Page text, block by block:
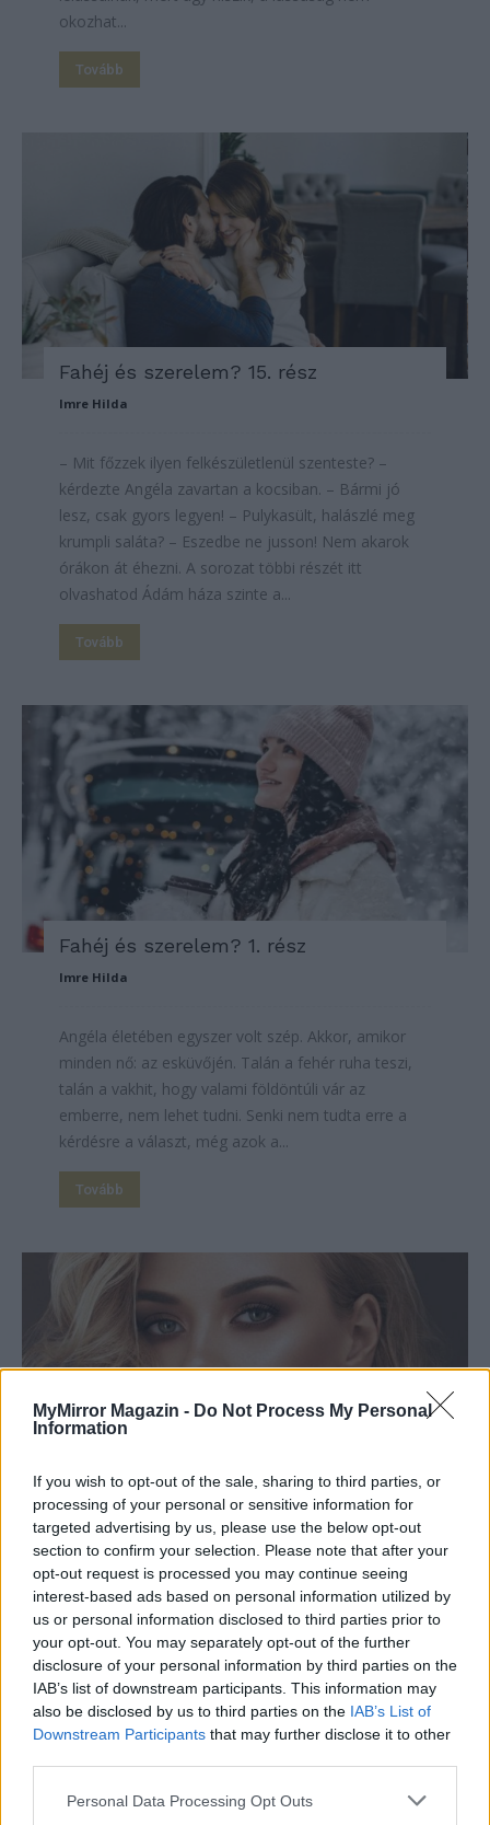
MyMirror Magazin - Do Not Process My Personal
Information
If you wish to opt-out of the sale, sharing to third parties, or
processing of your personal or sensitive information for
targeted advertising by us, please use the below opt-out
section to confirm your selection. Please note that after your
opt-out request is processed you may continue seeing
interest-based ads based on personal information utilized by
us or personal information disclosed to third parties prior to
your opt-out. You may separately opt-out of the further
disclosure of your personal information by third parties on the
IAB’s list of downstream participants. This information may
also be disclosed by us to third parties on the IAB’s List of
Downstream Participants that may further disclose it to other
Personal Data Processing Opt Outs
okozhat...
Tovább
Fahéj és szerelem? 15. rész
Imre Hilda
– Mit főzzek ilyen felkészületlenül szenteste? –
kérdezte Angéla zavartan a kocsiban. – Bármi jó
lesz, csak gyors legyen! – Pulykasült, halászlé meg
krumpli saláta? – Eszedbe ne jusson! Nem akarok
órákon át éhezni. A sorozat többi részét itt
olvashatod Ádám háza szinte a...
Tovább
Fahéj és szerelem? 1. rész
Imre Hilda
Angéla életében egyszer volt szép. Akkor, amikor
minden nő: az esküvőjén. Talán a fehér ruha teszi,
talán a vakhit, hogy valami földöntúli vár az
emberre, nem lehet tudni. Senki nem tudta erre a
kérdésre a választ, még azok a...
Tovább
Fahéj és szerelem? 10. rész
Imre Hilda
Luca csak a tizedik csengetésre vette fel. Angéla
gyorsan elhadarta neki, hogy okvetlenül beszélni
akar vele, de a lány, azt válaszolta, nem érzi jól
magát. Gyomorrontása van, már délután óta
szenved, kérte, hogy értse meg. A sorozat többi
részét itt...
Tovább